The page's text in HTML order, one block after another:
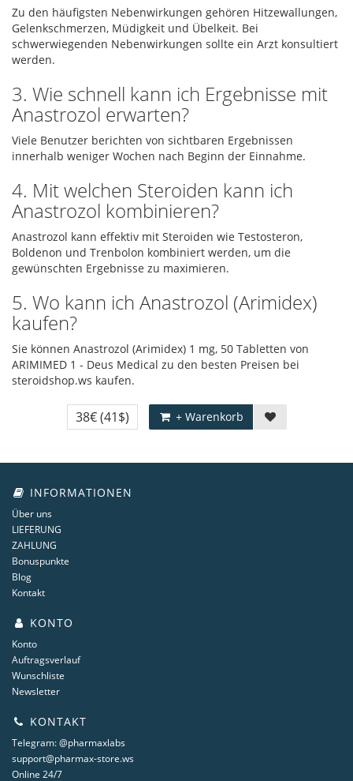
Zu den häufigsten Nebenwirkungen gehören Hitzewallungen,
Gelenkschmerzen, Müdigkeit und Übelkeit. Bei
schwerwiegenden Nebenwirkungen sollte ein Arzt konsultiert
werden.
3. Wie schnell kann ich Ergebnisse mit
Anastrozol erwarten?
Viele Benutzer berichten von sichtbaren Ergebnissen
innerhalb weniger Wochen nach Beginn der Einnahme.
4. Mit welchen Steroiden kann ich
Anastrozol kombinieren?
Anastrozol kann effektiv mit Steroiden wie Testosteron,
Boldenon und Trenbolon kombiniert werden, um die
gewünschten Ergebnisse zu maximieren.
5. Wo kann ich Anastrozol (Arimidex)
kaufen?
Sie können Anastrozol (Arimidex) 1 mg, 50 Tabletten von
ARIMIMED 1 - Deus Medical zu den besten Preisen bei
steroidshop.ws kaufen.
38€(41$) + Warenkorb
INFORMATIONEN
Über uns
LIEFERUNG
ZAHLUNG
Bonuspunkte
Blog
Kontakt
KONTO
Konto
Auftragsverlauf
Wunschliste
Newsletter
KONTAKT
Telegram: @pharmaxlabs
support@pharmax-store.ws
Online 24/7